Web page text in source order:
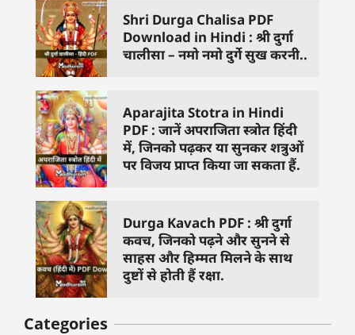
Shri Durga Chalisa PDF
Download in Hindi : श्री दुर्गा
चालीसा – नमो नमो दुर्गे सुख करनी..
Aparajita Stotra in Hindi
PDF : जानें अपराजिता स्त्रोत हिंदी
में, जिनको पढ़कर या सुनकर शत्रुओं
पर विजय प्राप्त किया जा सकता हैं.
Durga Kavach PDF : श्री दुर्गा
कवच, जिनको पढ़ने और सुनने से
साहस और हिम्मत मिलने के साथ
दुष्टों से होती हैं रक्षा.
Categories